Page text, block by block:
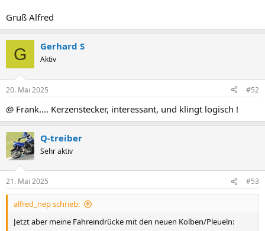
Gruß Alfred
G Gerhard S
Aktiv
20. Mai 2025 #52
@ Frank.... Kerzenstecker, interessant, und klingt logisch !
Q-treiber
Sehr aktiv
21. Mai 2025 #53
alfred_nep schrieb:
Jetzt aber meine Fahreindrücke mit den neuen Kolben/Pleueln: